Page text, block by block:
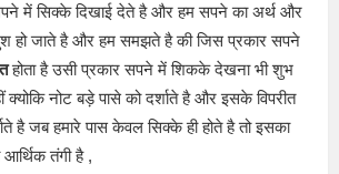
में सिक्के दिखाई देते है और हम सपने का अर्थ और
हो जाते है और हम समझते है की जिस प्रकार सपने
होता है उसी प्रकार सपने में शिकके देखना भी शुभ
नोट बड़े पासे को दर्शाते है और इसके विपरीत
है जब हमारे पास केवल सिक्के ही होते है तो इसका
आर्थिक तंगी है ,